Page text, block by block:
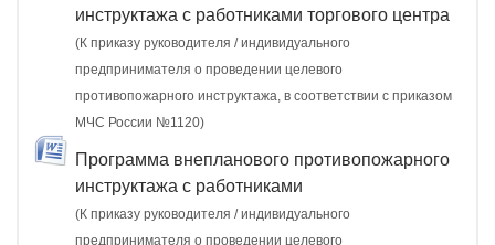
инструктажа с работниками торгового центра
(К приказу руководителя / индивидуального
предпринимателя о проведении целевого
противопожарного инструктажа, в соответствии с приказом
МЧС России №1120)
Программа внепланового противопожарного
инструктажа с работниками
(К приказу руководителя / индивидуального
предпринимателя о проведении целевого